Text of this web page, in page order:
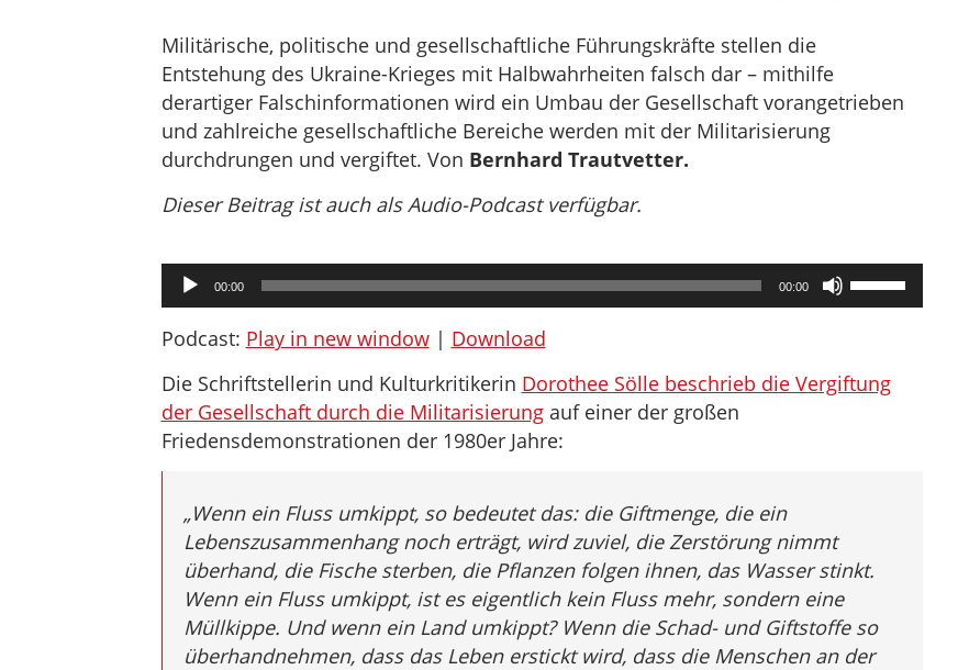
Militärische, politische und gesellschaftliche Führungskräfte stellen die
Entstehung des Ukraine-Krieges mit Halbwahrheiten falsch dar – mithilfe
derartiger Falschinformationen wird ein Umbau der Gesellschaft vorangetrieben
und zahlreiche gesellschaftliche Bereiche werden mit der Militarisierung
durchdrungen und vergiftet. Von Bernhard Trautvetter.
Dieser Beitrag ist auch als Audio-Podcast verfügbar.
Audio-
Player
00:00 00:00
Pfeiltasten
Hoch/Runter
die
Podcast: Play in new window| Download
Die Schriftstellerin und Kulturkritikerin Dorothee Sölle beschrieb die Vergiftung
der Gesellschaft durch die Militarisierungauf einer der großen
Friedensdemonstrationen der 1980er Jahre:
„Wenn ein Fluss umkippt, so bedeutet das: die Giftmenge, die ein
Lebenszusammenhang noch erträgt, wird zuviel, die Zerstörung nimmt
überhand, die Fische sterben, die Pflanzen folgen ihnen, das Wasser stinkt.
Wenn ein Fluss umkippt, ist es eigentlich kein Fluss mehr, sondern eine
Müllkippe. Und wenn ein Land umkippt? Wenn die Schad- und Giftstoffe so
überhandnehmen, dass das Leben erstickt wird, dass die Menschen an der